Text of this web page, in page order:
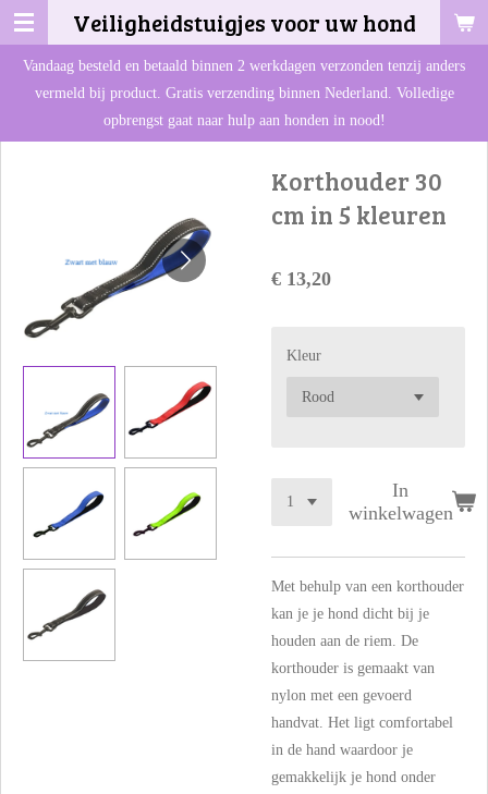
Ga
direct
Veiligheidstuigjes voor uw hond
Vandaag besteld en betaald binnen 2 werkdagen verzonden tenzij anders
vermeld bij product. Gratis verzending binnen Nederland. Volledige
opbrengst gaat naar hulp aan honden in nood!
Korthouder 30
cm in 5 kleuren
€ 13,20
Kleur
In
winkelwagen
Met behulp van een korthouder
kan je je hond dicht bij je
houden aan de riem. De
korthouder is gemaakt van
nylon met een gevoerd
handvat. Het ligt comfortabel
in de hand waardoor je
gemakkelijk je hond onder